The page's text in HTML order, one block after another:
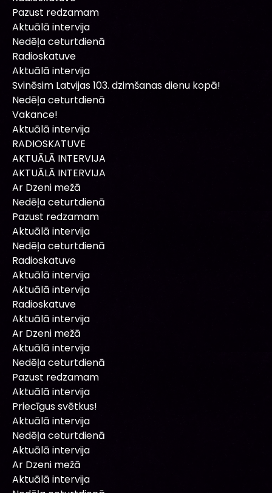
Pazust redzamam
Aktuālā intervija
Nedēļa ceturtdienā
Radioskatuve
Aktuālā intervija
Svinēsim Latvijas 103. dzimšanas dienu kopā!
Nedēļa ceturtdienā
Vakance!
Aktuālā intervija
RADIOSKATUVE
AKTUĀLĀ INTERVIJA
AKTUĀLĀ INTERVIJA
Ar Dzeni mežā
Nedēļa ceturtdienā
Pazust redzamam
Aktuālā intervija
Nedēļa ceturtdienā
Radioskatuve
Aktuālā intervija
Aktuālā intervija
Radioskatuve
Aktuālā intervija
Ar Dzeni mežā
Aktuālā intervija
Nedēļa ceturtdienā
Pazust redzamam
Aktuālā intervija
Priecīgus svētkus!
Aktuālā intervija
Nedēļa ceturtdienā
Aktuālā intervija
Ar Dzeni mežā
Aktuālā intervija